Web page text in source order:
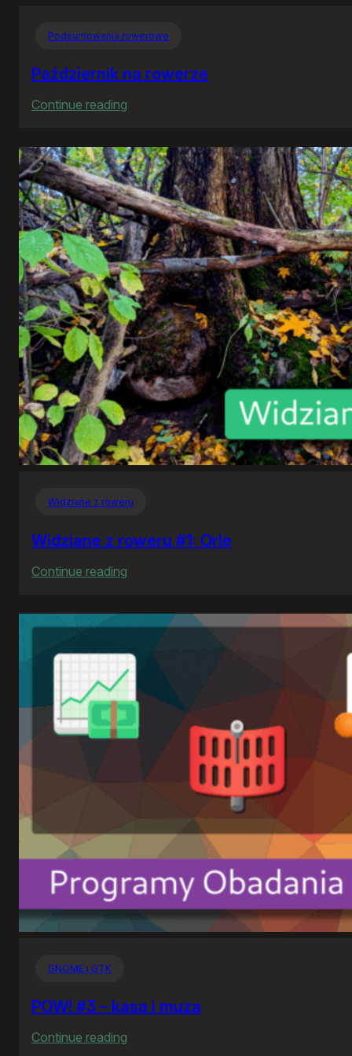
Podsumowania rowerowe
Październik na rowerze
Continue reading
na
rowerze
Widziane z roweru
Widziane z roweru #1: Orle
Continue reading
z
#1:
Orle
GNOME i GTK
POW! #3 – kasa i muza
Continue reading